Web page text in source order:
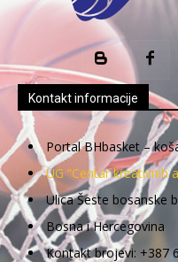
Kontakt informacije
Portal BHbasket –
UG “Centar kreativnih
Ulica Šeste bosanske
Bosna i Hercegovina
Kontakt brojevi: +387